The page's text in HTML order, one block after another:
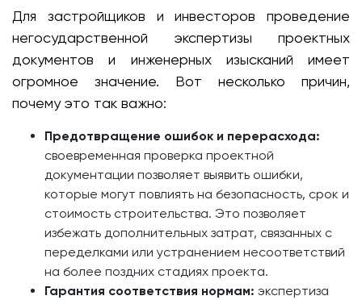
Для застройщиков и инвесторов проведение
негосударственной экспертизы проектных
документов и инженерных изысканий имеет
огромное значение. Вот несколько причин,
почему это так важно:
Предотвращение ошибок и перерасхода:
своевременная проверка проектной
документации позволяет выявить ошибки,
которые могут повлиять на безопасность, срок и
стоимость строительства. Это позволяет
избежать дополнительных затрат, связанных с
переделками или устранением несоответствий
на более поздних стадиях проекта.
Гарантия соответствия нормам: экспертиза